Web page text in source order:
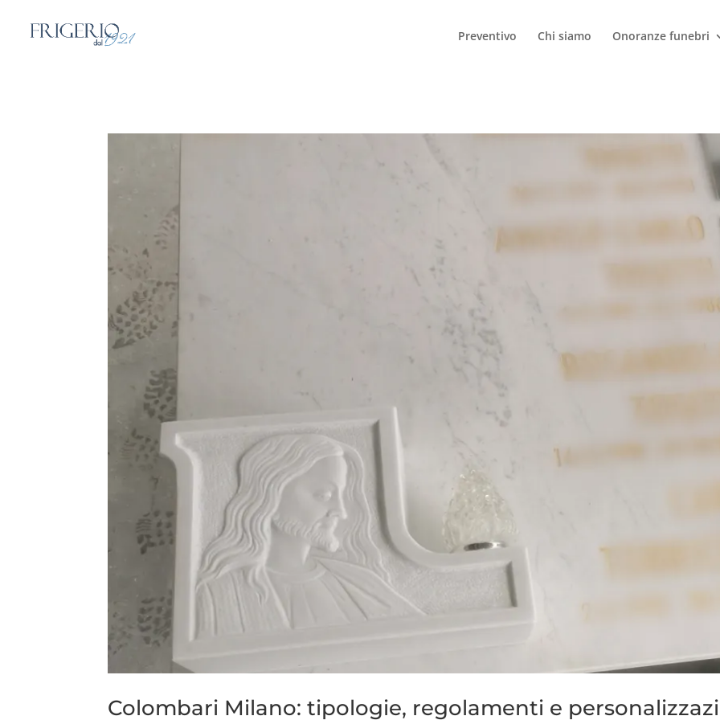
Preventivo Chi siamo Onoranze funebri
Colombari Milano: tipologie, regolamenti e